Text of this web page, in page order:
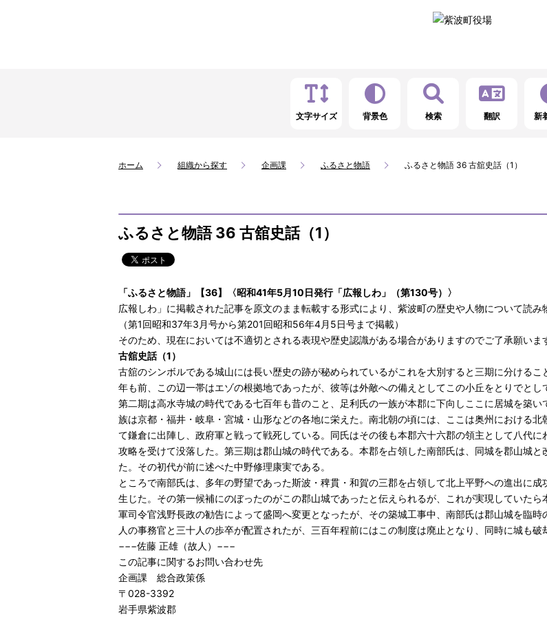
文字サイズ 背景色 検索 翻訳 新
ホーム 組織から探す 企画課 ふるさと物語 ふるさと物語 36 古舘史話（1）
ふるさと物語 36 古舘史話（1）
「ふるさと物語」【36】〈昭和41年5月10日発行「広報しわ」（第130号）〉
広報しわ」に掲載された記事を原文のまま転載する形式により、紫波町の歴史や人物について読み
（第1回昭和37年3月号から第201回昭和56年4月5日号まで掲載）
そのため、現在においては不適切とされる表現や歴史認識がある場合がありますのでご了承願いま
古舘史話（1）
古舘のシンボルである城山には長い歴史の跡が秘められているがこれを大別すると三期に分ける
年も前、この辺一帯はエゾの根拠地であったが、彼等は外敵への備えとしてこの小丘をとりでとし
第二期は高水寺城の時代である七百年も昔のこと、足利氏の一族が本郡に下向しここに居城を築
族は京都・福井・岐阜・宮城・山形などの各地に栄えた。南北朝の頃には、ここは奥州における
て鎌倉に出陣し、政府軍と戦って戦死している。同氏はその後も本郡六十六郡の領主として八代
攻略を受けて没落した。第三期は郡山城の時代である。本郡を占領した南部氏は、同城を郡山城
た。その初代が前に述べた中野修理康実である。
ところで南部氏は、多年の野望であった斯波・稗貫・和賀の三郡を占領して北上平野への進出に
生じた。その第一候補にのぼったのがこの郡山城であったと伝えられるが、これが実現していた
軍司令官浅野長政の勧告によって盛岡へ変更となったが、その築城工事中、南部氏は郡山城を臨
人の事務官と三十人の歩卒が配置されたが、三百年程前にはこの制度は廃止となり、同時に城も破
−−−佐藤 正雄（故人）−−−
この記事に関するお問い合わせ先
企画課 総合政策係
〒028-3392
岩手県紫波郡